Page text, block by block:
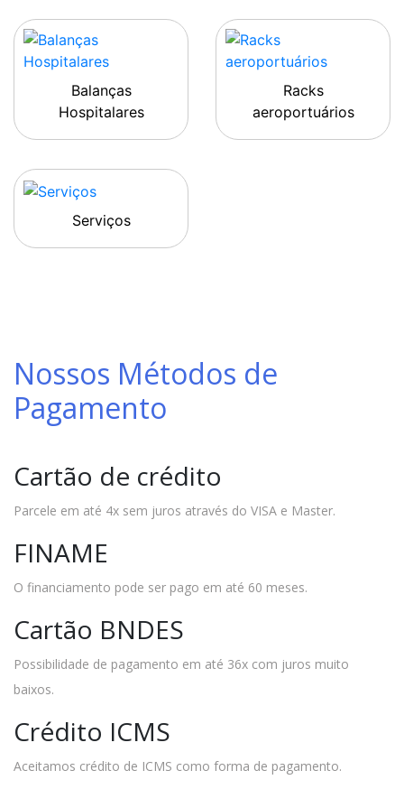
Balanças
Hospitalares
Racks
aeroportuários
Serviços
Nossos Métodos de
Pagamento
Cartão de crédito
Parcele em até 4x sem juros através do VISA e Master.
FINAME
O financiamento pode ser pago em até 60 meses.
Cartão BNDES
Possibilidade de pagamento em até 36x com juros muito
baixos.
Crédito ICMS
Aceitamos crédito de ICMS como forma de pagamento.